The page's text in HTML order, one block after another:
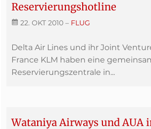
Reservierungshotline
22. OKT 2010 – FLUG
Delta Air Lines und ihr Joint
France KLM haben eine
Reservierungszentrale in...
Wataniya Airways und AUA